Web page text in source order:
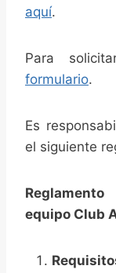
aquí.
Para
formulario.
Es
el siguiente
equipo Club